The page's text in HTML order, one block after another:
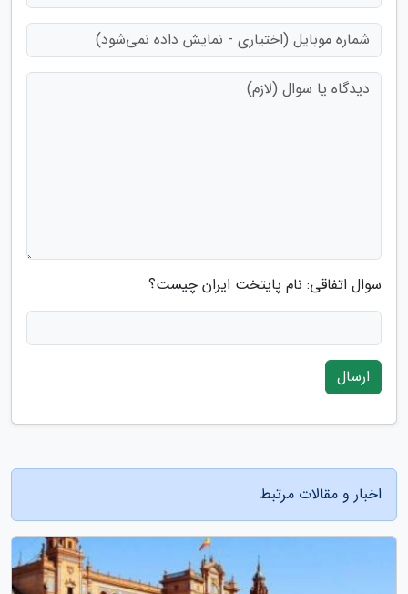
سوال اتفاقی: نام پایتخت ایران چیست؟
ارسال
اخبار و مقالات مرتبط